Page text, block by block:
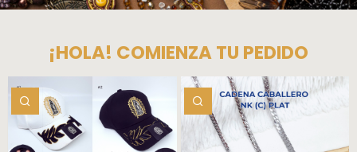
¡HOLA! COMIENZA TU PEDIDO